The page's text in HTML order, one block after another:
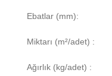
Ebatlar (mm):
Miktarı (m²/adet) :
Ağırlık (kg/adet) :